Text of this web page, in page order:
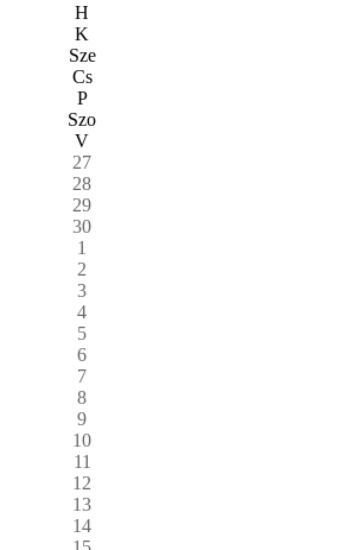
H
K
Sze
Cs
P
Szo
V
27
28
29
30
1
2
3
4
5
6
7
8
9
10
11
12
13
14